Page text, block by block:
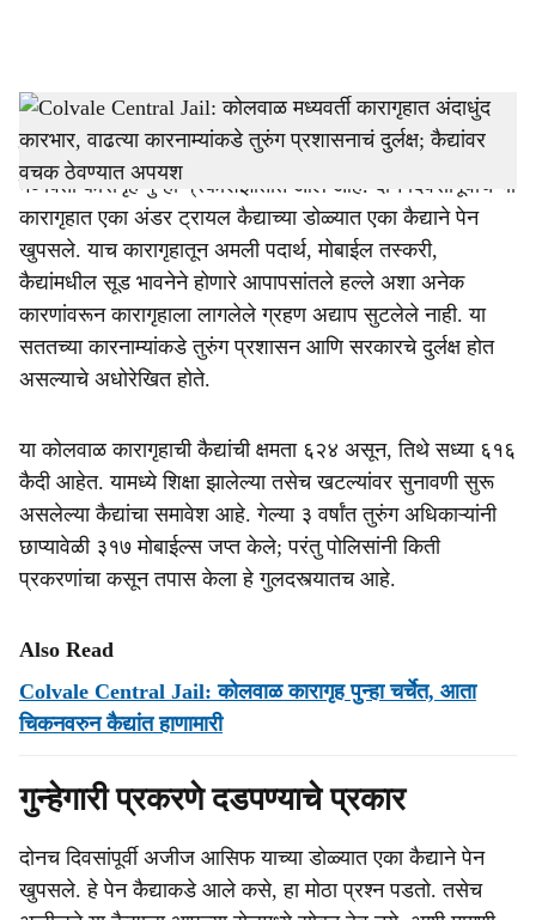
h
a
r
e
Central Jail Colvale Goa- Dainik Gomantak
म्हापसा:सतत वादाच्या भोवऱ्यात सापडणारे बहुचर्चित कोलवाळ
मध्यवर्ती कारागृह पुन्हा प्रकाशझोतात आले आहे. दोन दिवसांपूर्वीच या
कारागृहात एका अंडर ट्रायल कैद्याच्या डोळ्यात एका कैद्याने पेन
खुपसले. याच कारागृहातून अमली पदार्थ, मोबाईल तस्करी,
कैद्यांमधील सूड भावनेने होणारे आपापसांतले हल्ले अशा अनेक
कारणांवरून कारागृहाला लागलेले ग्रहण अद्याप सुटलेले नाही. या
सततच्या कारनाम्यांकडे तुरुंग प्रशासन आणि सरकारचे दुर्लक्ष होत
असल्याचे अधोरेखित होते.
या कोलवाळ कारागृहाची कैद्यांची क्षमता ६२४ असून, तिथे सध्या ६१६
कैदी आहेत. यामध्ये शिक्षा झालेल्या तसेच खटल्यांवर सुनावणी सुरू
असलेल्या कैद्यांचा समावेश आहे. गेल्या ३ वर्षांत तुरुंग अधिकाऱ्यांनी
छाप्यावेळी ३१७ मोबाईल्स जप्त केले; परंतु पोलिसांनी किती
प्रकरणांचा कसून तपास केला हे गुलदस्त्यातच आहे.
Also Read
Colvale Central Jail: कोलवाळ कारागृह पुन्हा चर्चेत, आता
चिकनवरुन कैद्यांत हाणामारी
गुन्हेगारी प्रकरणे दडपण्याचे प्रकार
दोनच दिवसांपूर्वी अजीज आसिफ याच्या डोळ्यात एका कैद्याने पेन
खुपसले. हे पेन कैद्याकडे आले कसे, हा मोठा प्रश्न पडतो. तसेच